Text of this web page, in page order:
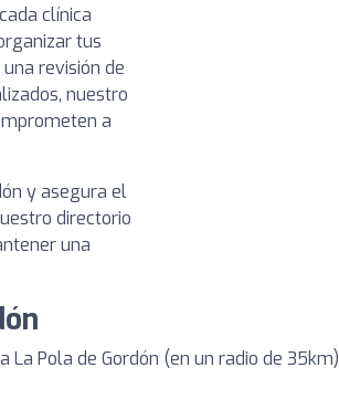
clínica
tus
revisión de
nuestro
a
y asegura el
directorio
una
Pola de Gordón (en un radio de 35km)